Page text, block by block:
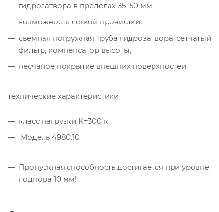
гидрозатвора в пределах 35–50 мм,
возможность легкой прочистки,
съемная погружная труба гидрозатвора, сетчатый
фильтр, компенсатор высоты,
песчаное покрытие внешних поверхностей
технические характеристики
класс нагрузки K=300 кг
Модель 4980.10
Пропускная способность достигается при уровне
подпора 10 мм!